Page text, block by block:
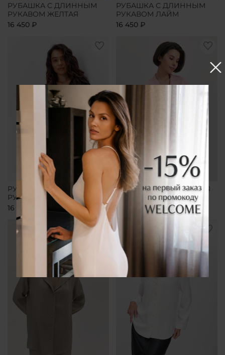
РУБАШКА С ДЛИННЫМ
РУКАВОМ ЖЕЛТАЯ
16 450 ₽
РУБАШКА С ДЛИННЫМ
РУКАВОМ ЛАЙМ
16 450 ₽
РУБАШКА С ДЛИННЫМ
РУКАВОМ ЧЕРНАЯ
16 450 ₽
РУБАШКА УДЛИНЕННАЯ
РОЗОВАЯ
16 450 ₽